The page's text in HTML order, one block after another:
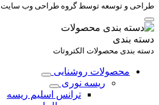
طراحی و توسعه توسط گروه طراحی وب سایت
دسته بندی
دسته بندی محصولات الکتروتات
محصولات روشنایی
ریسه نوری
ترانس اسلیم ریسه